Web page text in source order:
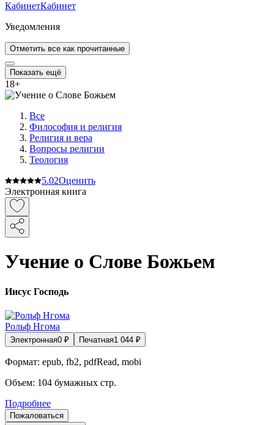
КабинетКабинет
Уведомления
Отметить все как прочитанные
Показать ещё
18+
Все
Философия и религия
Религия и вера
Вопросы религии
Теология
5.02Оценить
Электронная книга
Учение о Слове Божьем
Иисус Господь
Рольф Нгома
Электронная0 ₽ Печатная1 044 ₽
Формат: epub, fb2, pdfRead, mobi
Объем: 104 бумажных стр.
Подробнее
Пожаловаться